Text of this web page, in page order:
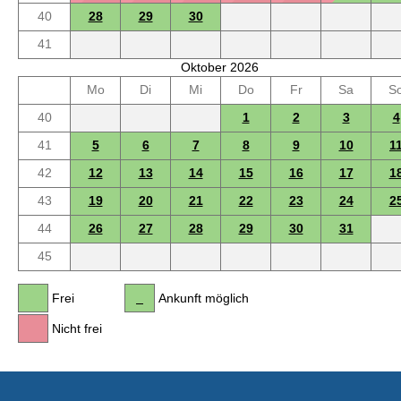
40
28 29
30
41
Oktober 2026
Mo
Di Mi Do Fr Sa
40
1 2 3
4
41
5 6 7 8 9 10
42
12 13 14 15 16 17
43
19 20 21 22 23 24
44
26 27 28 29 30
31
45
Frei
Nicht frei
Ankunft möglich